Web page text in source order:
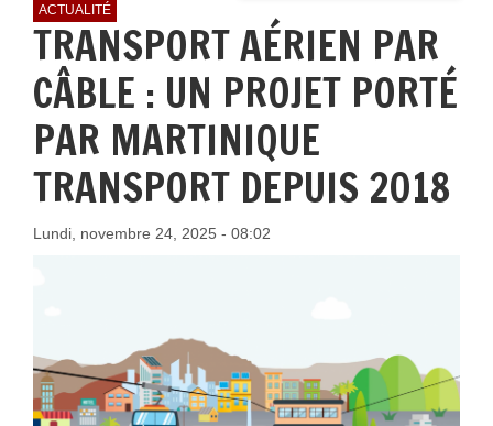
ACTUALITÉ
TRANSPORT AÉRIEN PAR
CÂBLE : UN PROJET PORTÉ
PAR MARTINIQUE
TRANSPORT DEPUIS 2018
Lundi, novembre 24, 2025 - 08:02